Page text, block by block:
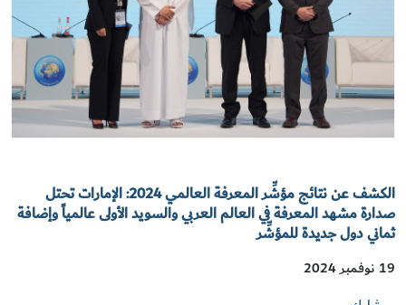
الكشف عن نتائج مؤشِّر المعرفة العالمي 2024: الإمارات تحتل
صدارة مشهد المعرفة في العالم العربي والسويد الأولى عالمياً وإضافة
ثماني دول جديدة للمؤشِّر
19 نوفمبر 2024